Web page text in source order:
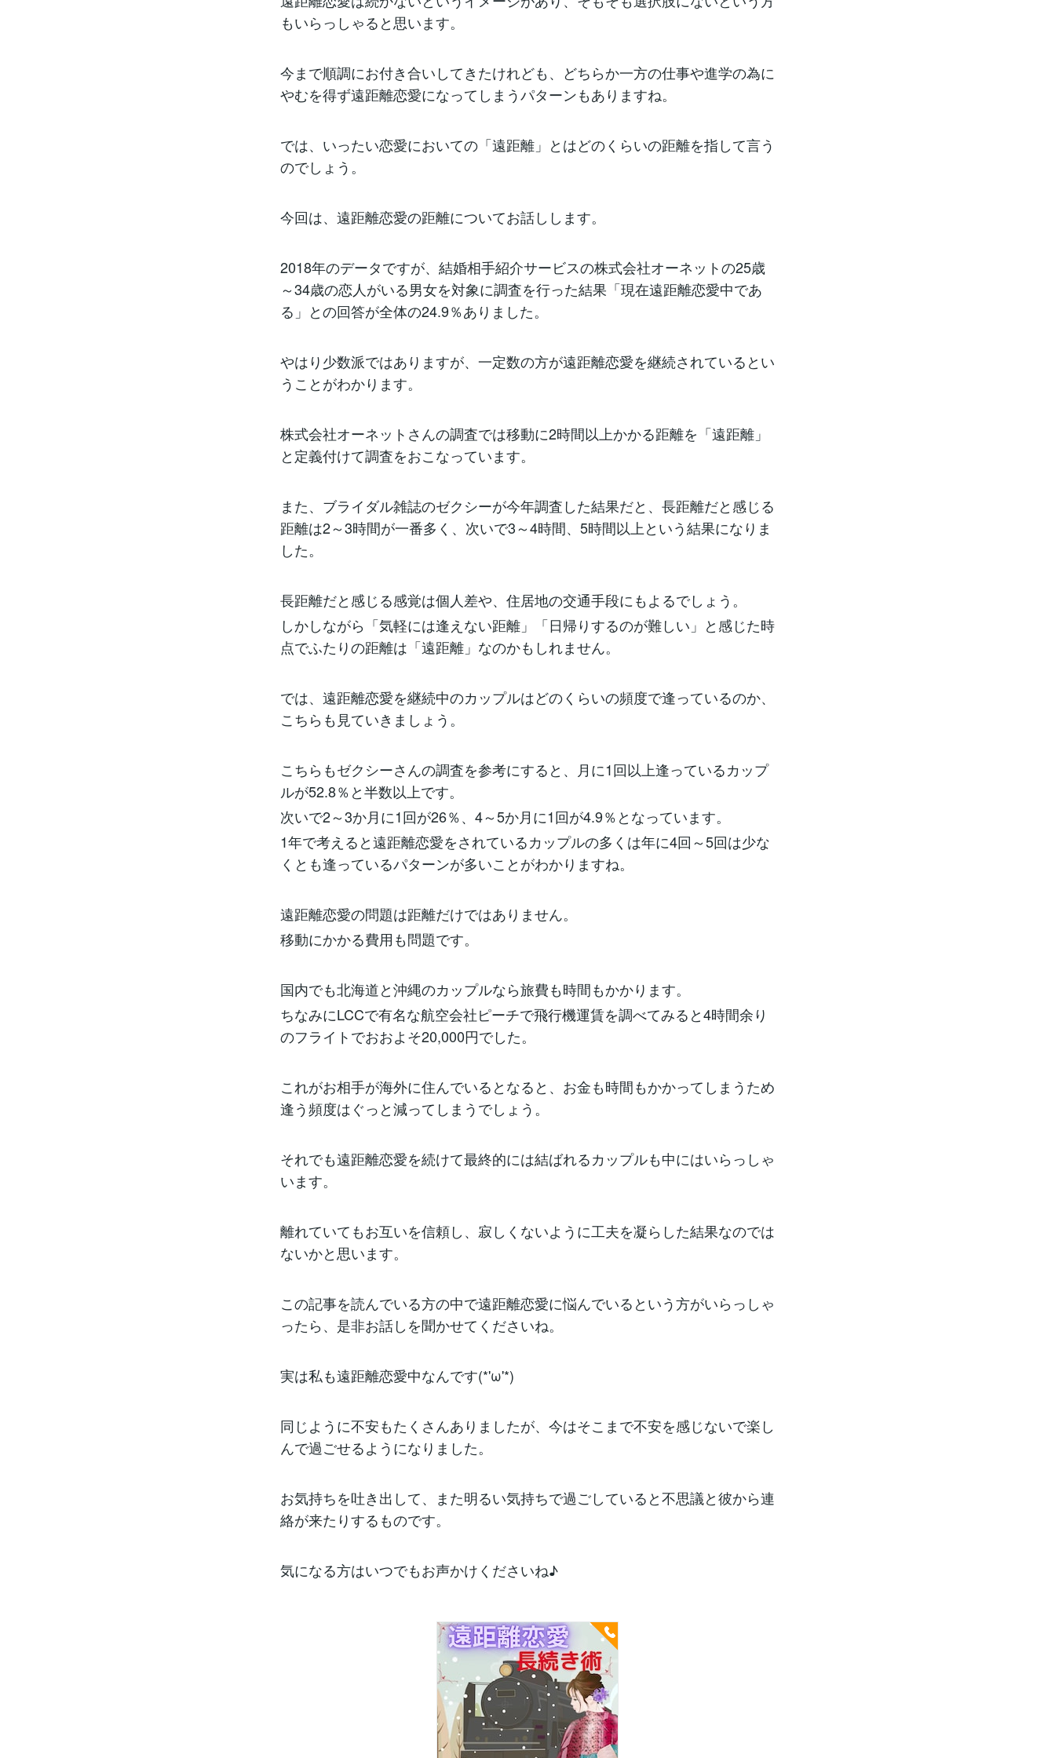
もいらっしゃると思います。
今まで順調にお付き合いしてきたけれども、どちらか一方の仕事や進学の為に
やむを得ず遠距離恋愛になってしまうパターンもありますね。
では、いったい恋愛においての「遠距離」とはどのくらいの距離を指して言う
のでしょう。
今回は、遠距離恋愛の距離についてお話しします。
2018年のデータですが、結婚相手紹介サービスの株式会社オーネットの25歳
～34歳の恋人がいる男女を対象に調査を行った結果「現在遠距離恋愛中であ
る」との回答が全体の24.9％ありました。
やはり少数派ではありますが、一定数の方が遠距離恋愛を継続されているとい
うことがわかります。
株式会社オーネットさんの調査では移動に2時間以上かかる距離を「遠距離」
と定義付けて調査をおこなっています。
また、ブライダル雑誌のゼクシーが今年調査した結果だと、長距離だと感じる
距離は2～3時間が一番多く、次いで3～4時間、5時間以上という結果になりま
した。
長距離だと感じる感覚は個人差や、住居地の交通手段にもよるでしょう。
しかしながら「気軽には逢えない距離」「日帰りするのが難しい」と感じた時
点でふたりの距離は「遠距離」なのかもしれません。
では、遠距離恋愛を継続中のカップルはどのくらいの頻度で逢っているのか、
こちらも見ていきましょう。
こちらもゼクシーさんの調査を参考にすると、月に1回以上逢っているカップ
ルが52.8％と半数以上です。
次いで2～3か月に1回が26％、4～5か月に1回が4.9％となっています。
1年で考えると遠距離恋愛をされているカップルの多くは年に4回～5回は少な
くとも逢っているパターンが多いことがわかりますね。
遠距離恋愛の問題は距離だけではありません。
移動にかかる費用も問題です。
国内でも北海道と沖縄のカップルなら旅費も時間もかかります。
ちなみにLCCで有名な航空会社ピーチで飛行機運賃を調べてみると4時間余り
のフライトでおおよそ20,000円でした。
これがお相手が海外に住んでいるとなると、お金も時間もかかってしまうため
逢う頻度はぐっと減ってしまうでしょう。
それでも遠距離恋愛を続けて最終的には結ばれるカップルも中にはいらっしゃ
います。
離れていてもお互いを信頼し、寂しくないように工夫を凝らした結果なのでは
ないかと思います。
この記事を読んでいる方の中で遠距離恋愛に悩んでいるという方がいらっしゃ
ったら、是非お話しを聞かせてくださいね。
実は私も遠距離恋愛中なんです(*'ω'*)
同じように不安もたくさんありましたが、今はそこまで不安を感じないで楽し
んで過ごせるようになりました。
お気持ちを吐き出して、また明るい気持ちで過ごしていると不思議と彼から連
絡が来たりするものです。
気になる方はいつでもお声かけくださいね♪